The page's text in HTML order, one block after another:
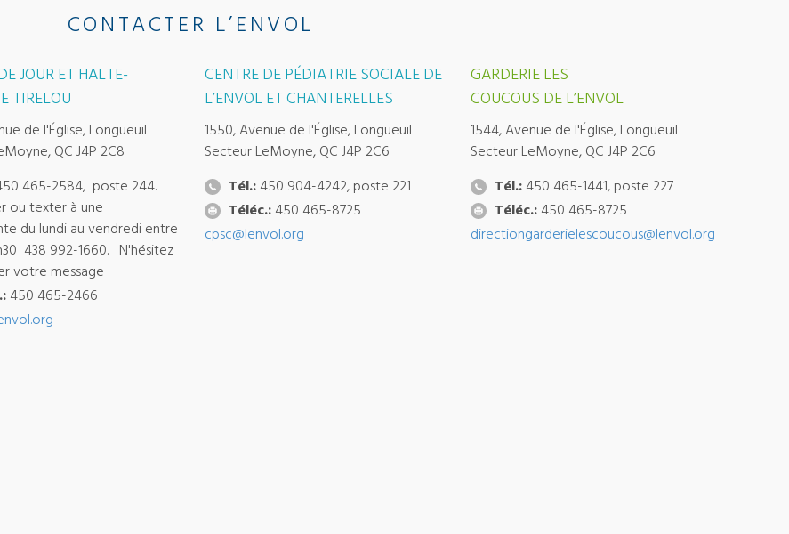
CONTACTER L’ENVOL
JOUR ET HALTE-
TIRELOU
de l'Église, Longueuil
QC J4P 2C8
465-2584, poste 244.
ou texter à une
du lundi au vendredi entre
438 992-1660. N'hésitez
votre message
450 465-2466
CENTRE DE PÉDIATRIE SOCIALE DE
L’ENVOL ET CHANTERELLES
1550, Avenue de l'Église, Longueuil
Secteur LeMoyne, QC J4P 2C6
Tél.: 450 904-4242, poste 221
Téléc.: 450 465-8725
cpsc@lenvol.org
GARDERIE LES
COUCOUS DE L’ENVOL
1544, Avenue de l'Église, Longueuil
Secteur LeMoyne, QC J4P 2C6
Tél.:450 465-1441, poste 227
Téléc.:450 465-8725
directiongarderielescoucous@lenvol.org